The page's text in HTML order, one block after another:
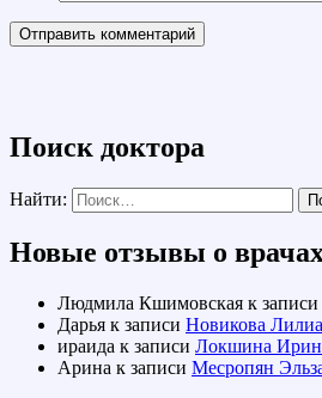
Поиск доктора
Найти:
Новые отзывы о
Людмила Кшимовская к записи
Дарья к записи Новикова
ираида к записи Локшина
Арина к записи Месропян